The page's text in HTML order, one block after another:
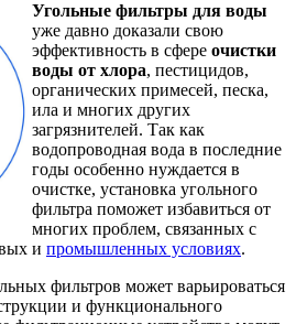
Угольные фильтры для воды
уже давно доказали свою
эффективность в сфере очистки
воды от хлора, пестицидов,
органических примесей, песка,
ила и многих других
загрязнителей. Так как
водопроводная вода в последние
годы особенно нуждается в
очистке, установка угольного
фильтра поможет избавиться от
многих проблем, связанных с
и промышленных условиях.
фильтров может варьироваться
и функционального